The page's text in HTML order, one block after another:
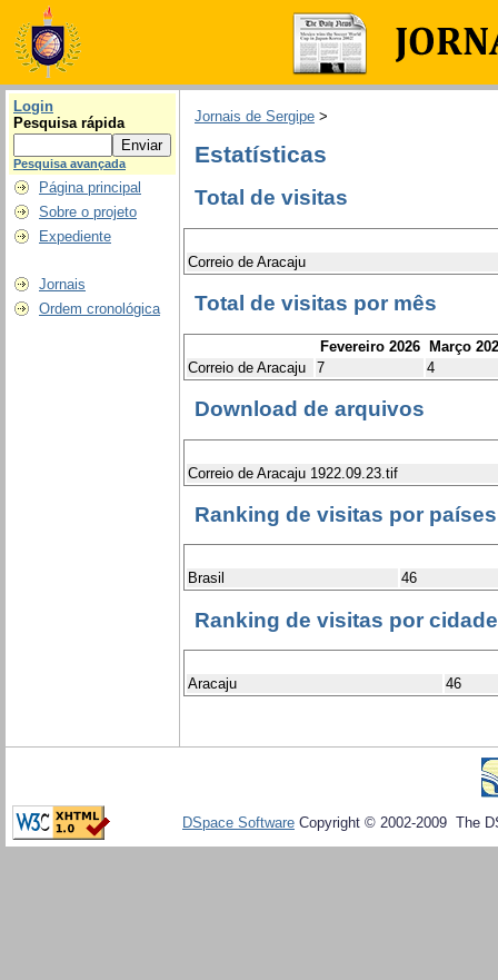
Login
Pesquisa rápida
Pesquisa avançada
Página principal
Sobre o projeto
Expediente
Jornais
Ordem cronológica
Jornais de Sergipe >
Estatísticas
Total de visitas
Correio de Aracaju
Total de visitas por mês
Fevereiro 2026 Março
Correio de Aracaju
7 4
Download de arquivos
Correio de Aracaju 1922.09.23.tif
Ranking de visitas por países
Brasil 46
Ranking de visitas por
Aracaju 46
DSpace Software Copyright © 2002-2009 The